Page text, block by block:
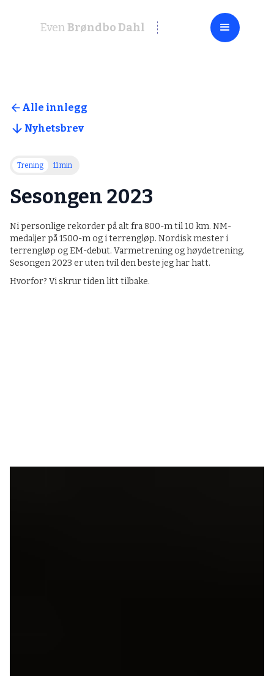
EvenBrøndbo Dahl
Alle innlegg
Nyhetsbrev
Trening 11 min
Sesongen 2023
Ni personlige rekorder på alt fra 800-m til 10 km. NM-
medaljer på 1500-m og i terrengløp. Nordisk mester i
terrengløp og EM-debut. Varmetrening og høydetrening.
Sesongen 2023 er uten tvil den beste jeg har hatt.
Hvorfor? Vi skrur tiden litt tilbake.